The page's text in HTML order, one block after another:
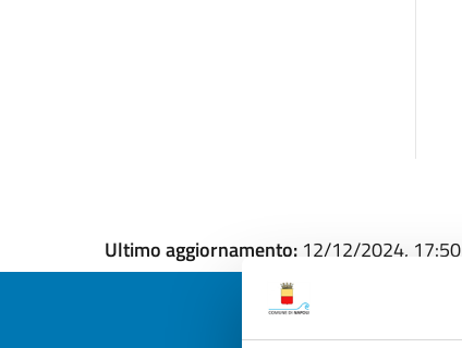
Ultimo aggiornamento: 12/12/2024, 17:50